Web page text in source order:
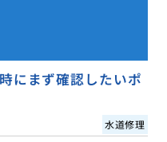
にまず確認したいポ
水道修理